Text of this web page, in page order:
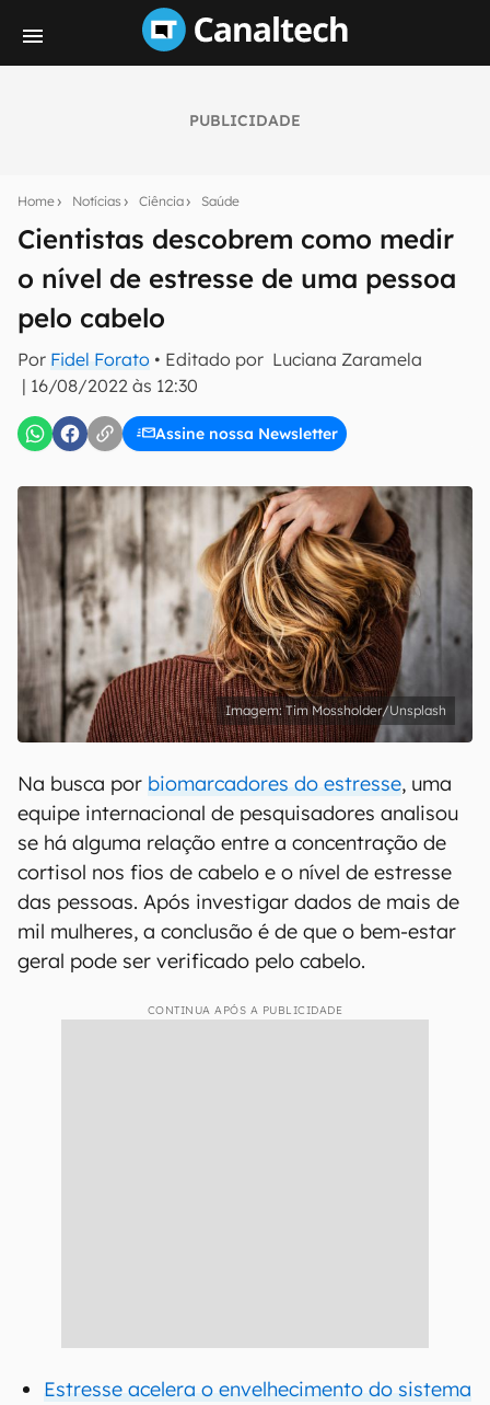
PUBLICIDADE
Home Notícias Ciência Saúde
Cientistas descobrem como medir
o nível de estresse de uma pessoa
pelo cabelo
Por Fidel Forato • Editado por Luciana Zaramela
| 16/08/2022 às 12:30
Assine nossa Newsletter
notícias e reviews sobre tecnologia em primeira
mão.
E-mail
inscreva-se
Confirmo que li, aceito e concordo com os Termos de
Uso e Política de Privacidade do Canaltech.
Tim Mossholder/Unsplash
Na busca por biomarcadores do estresse, uma
equipe internacional de pesquisadores analisou
se há alguma relação entre a concentração de
cortisol nos fios de cabelo e o nível de estresse
das pessoas. Após investigar dados de mais de
mil mulheres, a conclusão é de que o bem-estar
geral pode ser verificado pelo cabelo.
CONTINUA APÓS A PUBLICIDADE
Estresse acelera o envelhecimento do sistema